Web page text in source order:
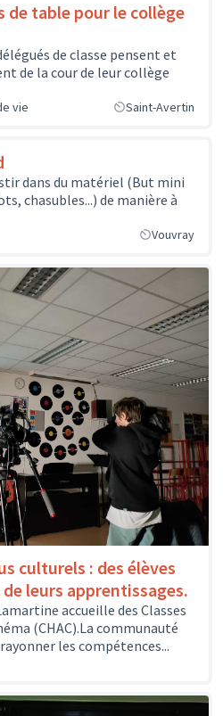
de table pour le collège
de classe pensent et
de la cour de leur collège
vie Saint-Avertin
dans du matériel (But mini
chasubles...) de manière à
Vouvray
culturels : des élèves
leurs apprentissages.
accueille des Classes
(CHAC).La communauté
les compétences...